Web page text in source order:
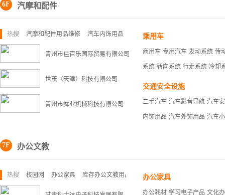
6F 汽摩和配件
热搜 汽摩和配件用品维修 汽车内饰用品 冷却系统
青州市佳百乐国际贸易有限公司
世茂（天津）科技有限公司
青州市舜业机械科技有限公司
乘用车
商用车 专用汽车 发动系统 传
系统 转向系统 行走系统 冷却
交通安全设施
二手汽车 汽车影音导航 汽车
内饰用品 汽车外饰用品 汽车
7F 办公文教
热搜 校园网 办公家具 库存办公文教用品 办公家具
办公耗材 学习电子产品 文化